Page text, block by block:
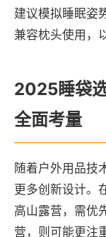
建议模拟睡眠姿
兼容枕头使用，
2025睡袋
全面考量
随着户外用品技
更多创新设计。
高山露营，需优
营，则可能更注